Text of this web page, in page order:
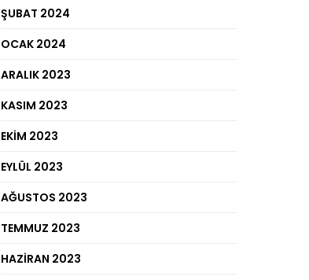
ŞUBAT 2024
OCAK 2024
ARALIK 2023
KASIM 2023
EKIM 2023
EYLÜL 2023
AĞUSTOS 2023
TEMMUZ 2023
HAZIRAN 2023